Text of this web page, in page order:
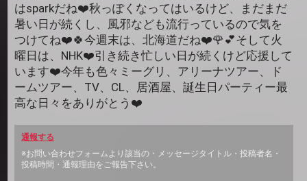
はsparkだね❤️秋っぽくなってはいるけど、まだまだ
暑い日が続くし、風邪なども流行っているので気を
つけてね❤️🍀今週末は、北海道だね❤️🌹💕そして火
曜日は、NHK❤️引き続き忙しい日が続くけど応援して
います❤️今年も色々ミーグリ、アリーナツアー、ド
ームツアー、TV、CL、居酒屋、誕生日パーティー最
高な日々をありがとう❤️
通報する
※お問い合わせフォームより該当の・メッセージタイトル・投稿者名・
投稿時間・通報理由をご報告下さい。